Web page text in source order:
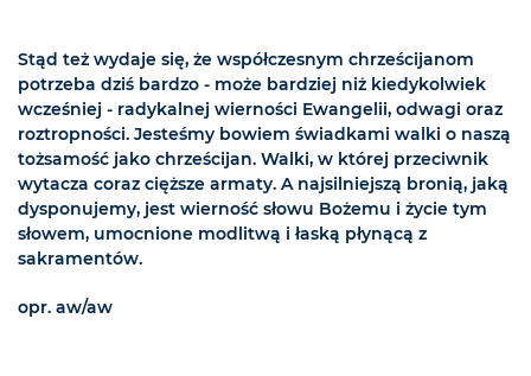
Stąd też wydaje się, że współczesnym chrześcijanom
potrzeba dziś bardzo - może bardziej niż kiedykolwiek
wcześniej - radykalnej wierności Ewangelii, odwagi oraz
roztropności. Jesteśmy bowiem świadkami walki o naszą
tożsamość jako chrześcijan. Walki, w której przeciwnik
wytacza coraz cięższe armaty. A najsilniejszą bronią, jaką
dysponujemy, jest wierność słowu Bożemu i życie tym
słowem, umocnione modlitwą i łaską płynącą z
sakramentów.
opr. aw/aw